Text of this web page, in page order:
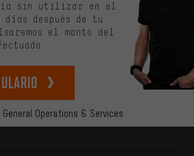
General Operations & Services
sin utilizar en el
después de tu
el monto del